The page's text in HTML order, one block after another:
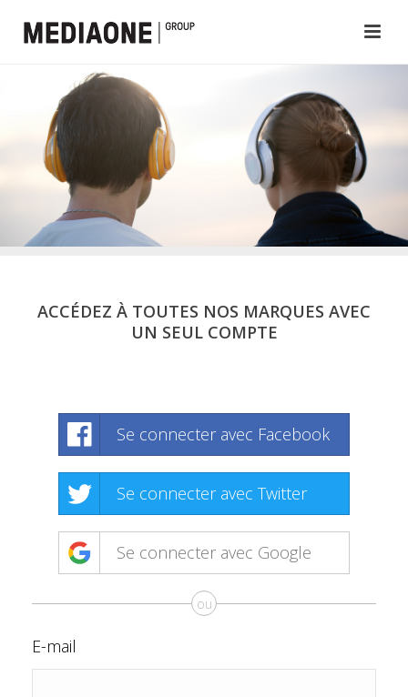
ACCÉDEZ À TOUTES NOS MARQUES AVEC
UN SEUL COMPTE
Se connecter avec Facebook
Se connecter avec Twitter
Se connecter avec Google
ou
E-mail